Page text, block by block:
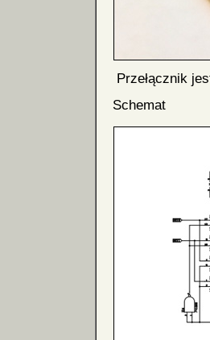
Przełącznik
Schemat